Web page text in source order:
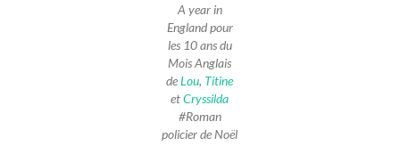
A year in
England pour
les 10 ans du
Mois Anglais
deLou, Titine
etCryssilda
#Roman
policier de Noël